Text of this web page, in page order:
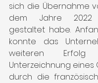
sich die Übernahme
dem Jahre 2022
gestaltet habe.
konnte das
weiteren
Unterzeichnung
durch die